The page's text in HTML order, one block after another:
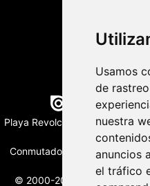
Usamos
de
nuestra
anuncios
el tráfico
Edición
Playa Revolcadero 222 Col.
CIUDAD
Conmutador CIUDAD DE
© 2000-2026 BURO DE